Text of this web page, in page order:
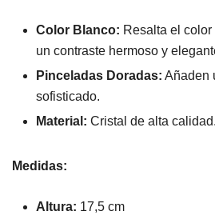
Color Blanco: Resalta el
un contraste hermoso y
Pinceladas Doradas: Añaden
sofisticado.
Material: Cristal de alta calidad.
Medidas:
Altura: 17,5 cm